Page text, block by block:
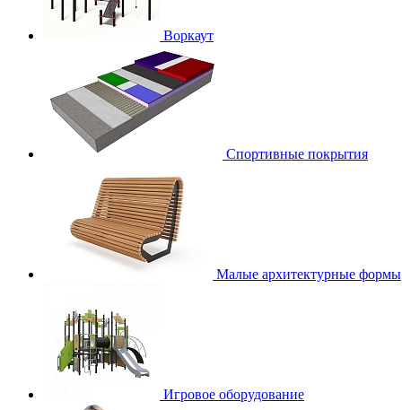
Воркаут
Спортивные покрытия
Малые архитектурные формы
Игровое оборудование